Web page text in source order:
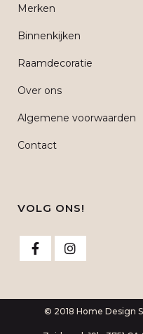
Merken
Binnenkijken
Raamdecoratie
Over ons
Algemene voorwaarden
Contact
VOLG ONS!
© 2018 Home Design